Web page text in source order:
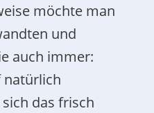
möchte man
und
auch immer:
natürlich
das frisch